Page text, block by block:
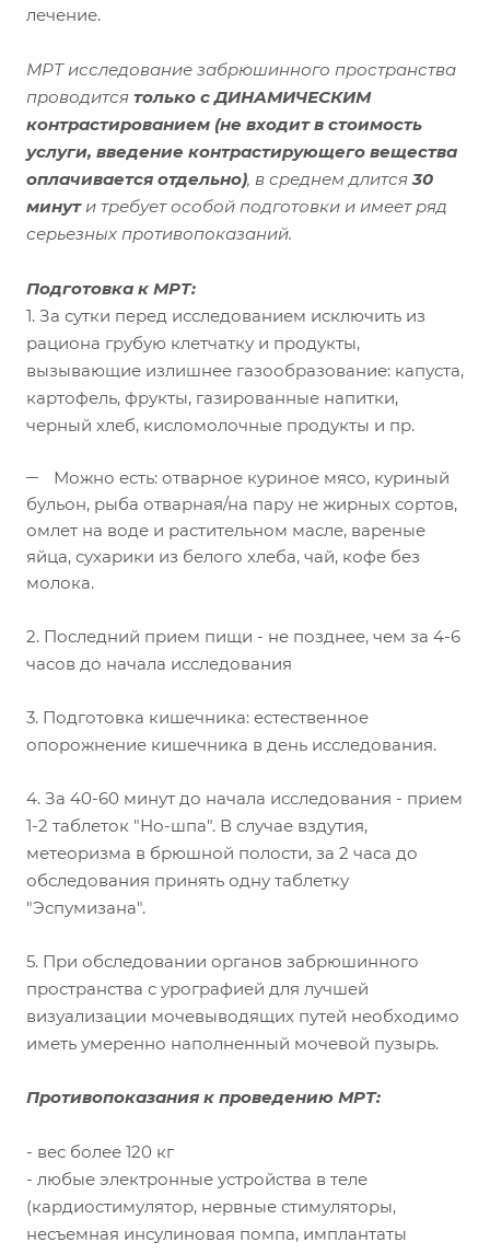
лечение.
МРТ исследование забрюшинного пространства
проводится только с ДИНАМИЧЕСКИМ
контрастированием (не входит в стоимость
услуги, введение контрастирующего вещества
оплачивается отдельно), в среднем длится30
минути требует особой подготовки и имеет ряд
серьезных противопоказаний.
Подготовка к МРТ:
1. За сутки перед исследованием исключить из
рациона грубую клетчатку и продукты,
вызывающие излишнее газообразование: капуста,
картофель, фрукты, газированные напитки,
черный хлеб, кисломолочные продукты и пр.
Можно есть: отварное куриное мясо, куриный
бульон, рыба отварная/на пару не жирных сортов,
омлет на воде и растительном масле, вареные
яйца, сухарики из белого хлеба, чай, кофе без
молока.
2. Последний прием пищи - не позднее, чем за 4-6
часов до начала исследования
3. Подготовка кишечника: естественное
опорожнение кишечника в день исследования.
4. За 40-60 минут до начала исследования - прием
1-2 таблеток "Но-шпа". В случае вздутия,
метеоризма в брюшной полости, за 2 часа до
обследования принять одну таблетку
"Эспумизана".
5. При обследовании органов забрюшинного
пространства с урографией для лучшей
визуализации мочевыводящих путей необходимо
иметь умеренно наполненный мочевой пузырь.
Противопоказания к проведению МРТ:
- вес более 120 кг
- любые электронные устройства в теле
(кардиостимулятор, нервные стимуляторы,
несъемная инсулиновая помпа, имплантаты